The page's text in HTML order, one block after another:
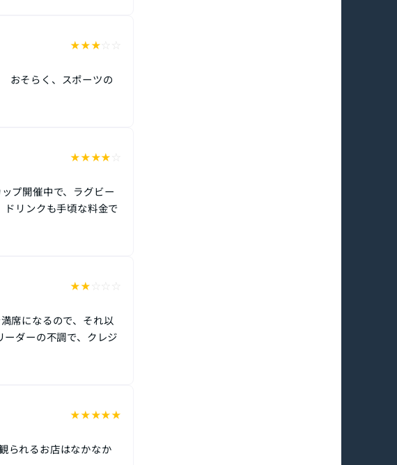
★★★
おそらく、スポーツの
★★★★
プ開催中で、ラグビー
ドリンクも手頃な料金で
★★
席になるので、それ以
ダーの不調で、クレジ
★★★★★
られるお店はなかなか